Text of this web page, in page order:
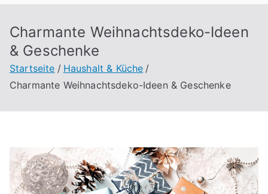
Charmante Weihnachtsdeko-Ideen
& Geschenke
Startseite
Haushalt & Küche
Charmante Weihnachtsdeko-Ideen & Geschenke